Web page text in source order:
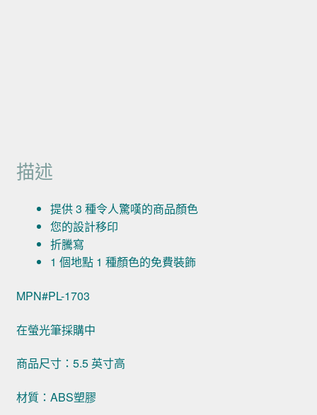
描述
提供 3 種令人驚嘆的商品顏色
您的設計移印
折騰寫
1 個地點 1 種顏色的免費裝飾
MPN#PL-1703
在螢光筆採購中
商品尺寸：5.5 英寸高
材質：ABS塑膠